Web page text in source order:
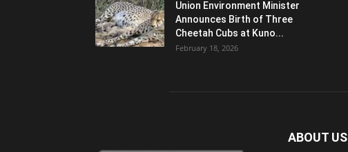
Union Environment Minister
Announces Birth of Three
Cheetah Cubs at Kuno...
February 18, 2026
ABOUT US